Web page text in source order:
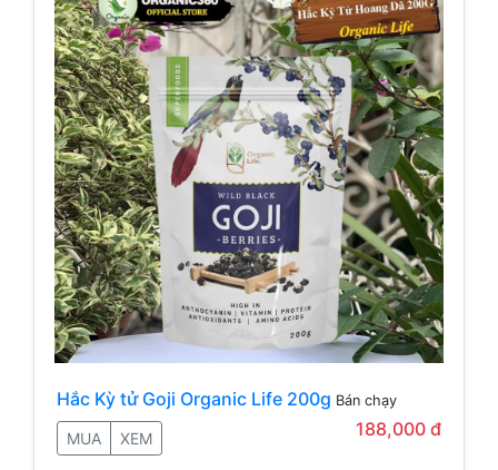
Hắc Kỳ tử Goji Organic Life 200g Bán chạy
MUA XEM 188,000 đ